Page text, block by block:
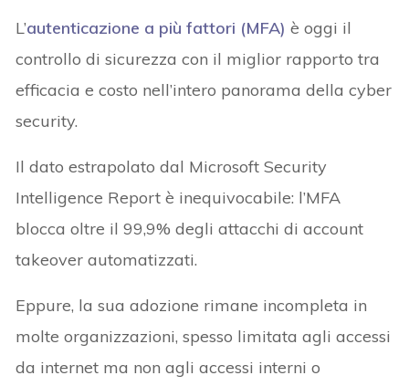
L’autenticazione a più fattori (MFA) è oggi il
controllo di sicurezza con il miglior rapporto tra
efficacia e costo nell’intero panorama della cyber
security.
Il dato estrapolato dal Microsoft Security
Intelligence Report è inequivocabile: l’MFA
blocca oltre il 99,9% degli attacchi di account
takeover automatizzati.
Eppure, la sua adozione rimane incompleta in
molte organizzazioni, spesso limitata agli accessi
da internet ma non agli accessi interni o